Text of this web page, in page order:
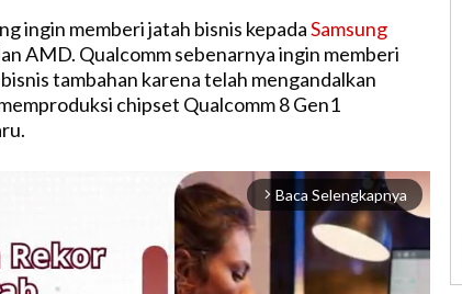
ingin memberi jatah bisnis kepadaSamsung
AMD. Qualcomm sebenarnya ingin memberi
tambahan karena telah mengandalkan
chipset Qualcomm 8 Gen1
arrow_forward_ios Baca Selengkapnya